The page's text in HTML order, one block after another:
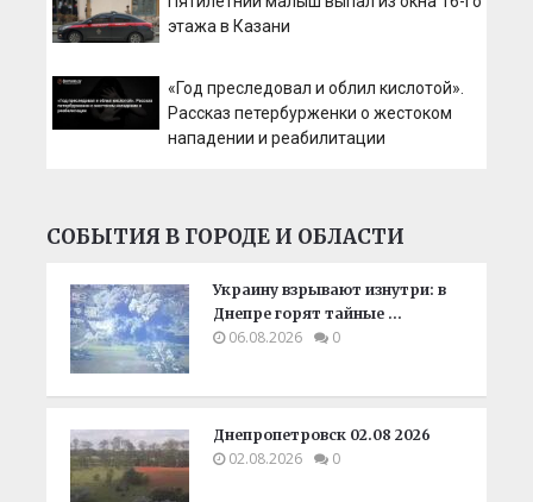
этажа в Казани
«Год преследовал и облил кислотой».
Рассказ петербурженки о жестоком
нападении и реабилитации
СОБЫТИЯ В ГОРОДЕ И ОБЛАСТИ
Украину взрывают изнутри: в
Днепре горят тайные …
06.08.2026 0
Днепропетровск 02.08 2026
02.08.2026 0